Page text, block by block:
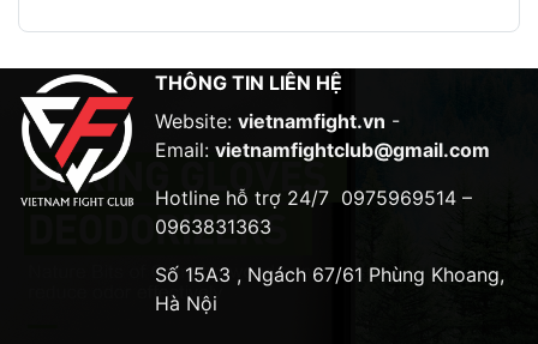
Màu đen mạnh mẽ cho vẻ ngoài ấn tượng, cổ
điển
Phù hợp cho cả tập luyện và đêm thi đấu
THÔNG TIN LIÊN HỆ
Website: vietnamfight.vn -
Email: vietnamfightclub@gmail.com
Hotline hỗ trợ 24/7 0975969514 –
0963831363
Số 15A3 , Ngách 67/61 Phùng Khoang,
Hà Nội